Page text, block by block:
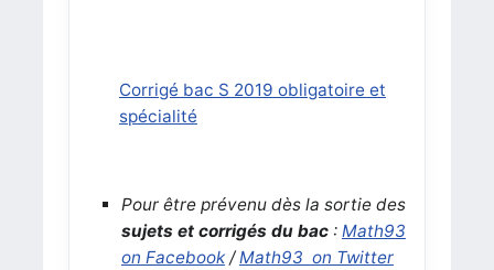
Corrigé bac S 2019 obligatoire et
spécialité
Pour être prévenu dès la sortie des
sujets et corrigés du bac: Math93
on Facebook/Math93 on Twitter